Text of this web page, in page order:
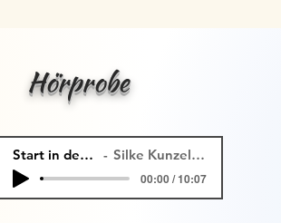
Hörprobe
Start in den Tag Silke Kunzelmann
00:00 / 10:07